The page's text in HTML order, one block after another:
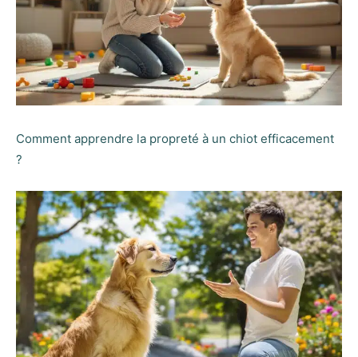
Comment apprendre la propreté à un chiot efficacement
?